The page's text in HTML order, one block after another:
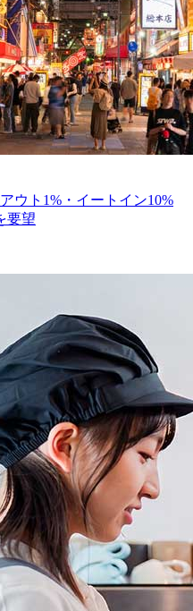
ウト1%・イートイン10%
要望